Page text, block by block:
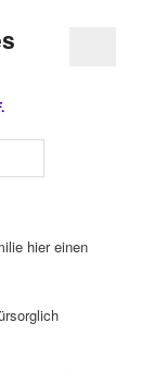
hier einen